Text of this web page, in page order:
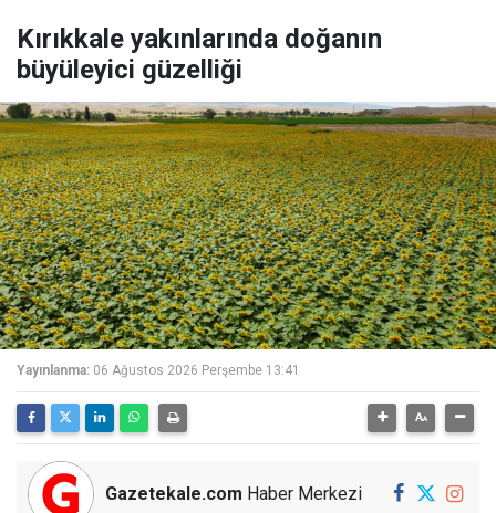
Kırıkkale yakınlarında doğanın
büyüleyici güzelliği
Yayınlanma: 06 Ağustos 2026 Perşembe 13:41
Gazetekale.com Haber Merkezi